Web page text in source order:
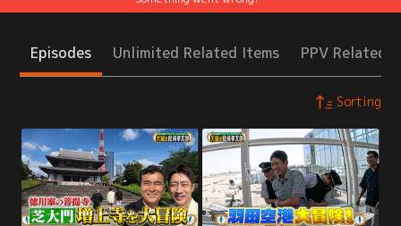
Episodes Unlimited Related Items PPV Related
Sorting